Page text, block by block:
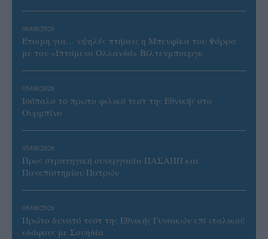
06/08/2026
Έτοιμη για… υψηλές πτήσεις η Μπενφίκα του Ψάρρα
με τον «Ιπτάμενο Ολλανδό» Βίλτενμπουργκ
05/08/2026
Ισόπαλο το πρωτο φιλικό τεστ της Εθνικής στο
Ουρμπίνο
05/08/2026
Προς στρατηγική συνεργασία ΠΑΣΑΠΠ και
Πανεπιστημίου Πατρών
05/08/2026
Πρώτο δυνατό τεστ της Εθνικής Γυναικών επί ιταλικού
εδάφους με Σουηδία